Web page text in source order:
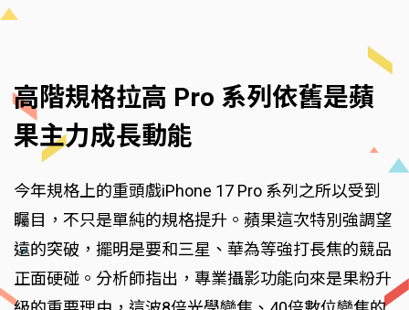
高階規格拉高 Pro 系列依舊是蘋
果主力成長動能
今年規格上的重頭戲iPhone 17 Pro 系列之所以受到
矚目，不只是單純的規格提升。蘋果這次特別強調望
遠的突破，擺明是要和三星、華為等強打長焦的競品
正面硬碰。分析師指出，專業攝影功能向來是果粉升